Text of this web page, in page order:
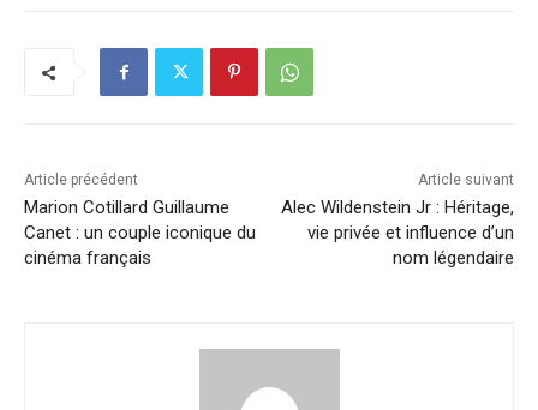
Article précédent
Marion Cotillard Guillaume
Canet : un couple iconique du
cinéma français
Article suivant
Alec Wildenstein Jr : Héritage,
vie privée et influence d’un
nom légendaire